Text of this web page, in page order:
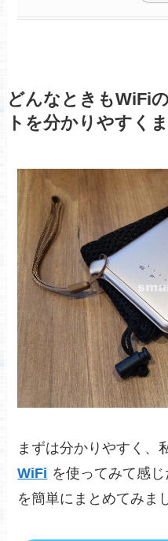
どんなときもWiFi
トを分かりやすく
まずは分かりやすく、
WiFi を使ってみて感
を簡単にまとめてみま